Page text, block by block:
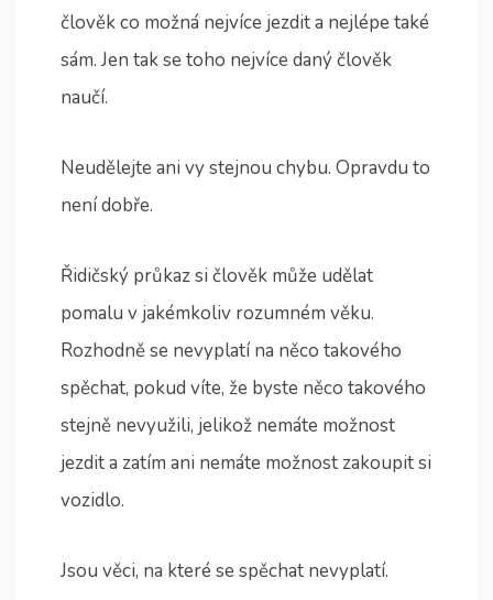
člověk co možná nejvíce jezdit a nejlépe také
sám. Jen tak se toho nejvíce daný člověk
naučí.
Neudělejte ani vy stejnou chybu. Opravdu to
není dobře.
Řidičský průkaz si člověk může udělat
pomalu v jakémkoliv rozumném věku.
Rozhodně se nevyplatí na něco takového
spěchat, pokud víte, že byste něco takového
stejně nevyužili, jelikož nemáte možnost
jezdit a zatím ani nemáte možnost zakoupit si
vozidlo.
Jsou věci, na které se spěchat nevyplatí.